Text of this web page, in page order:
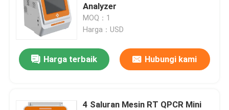
Analyzer
MOQ：1
Harga：USD
Harga terbaik Hubungi kami
4 Saluran Mesin RT QPCR Mini